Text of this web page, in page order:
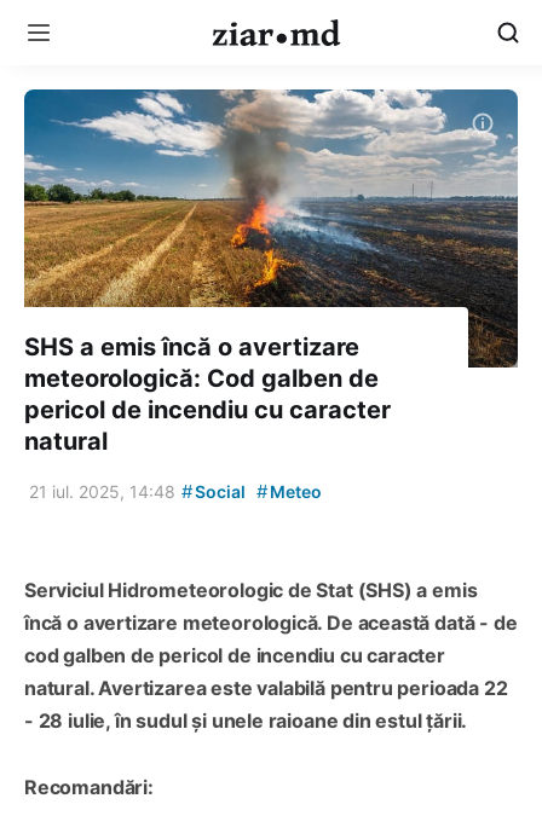
SHS a emis încă o avertizare
meteorologică: Cod galben de
pericol de incendiu cu caracter
natural
21 iul. 2025, 14:48 #Social #Meteo
Serviciul Hidrometeorologic de Stat (SHS) a emis
încă o avertizare meteorologică. De această dată - de
cod galben de pericol de incendiu cu caracter
natural. Avertizarea este valabilă pentru perioada 22
- 28 iulie, în sudul și unele raioane din estul țării.
Recomandări: